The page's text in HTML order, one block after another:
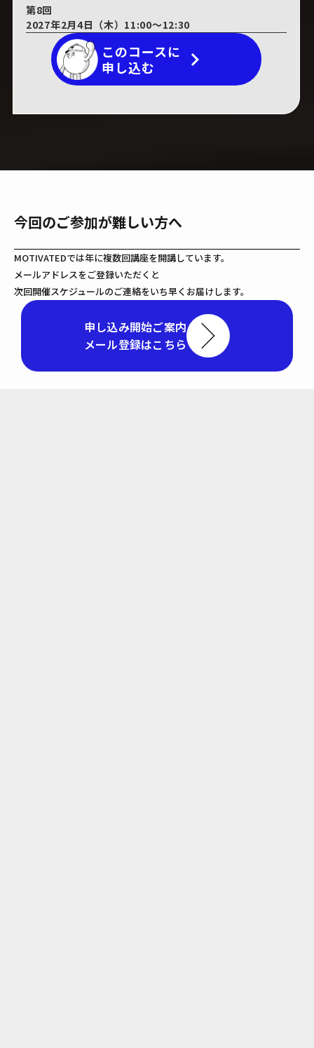
第8回
2027年2月4日（木）11:00～12:30
このコースに
申し込む
keyboard_arrow_right
今回のご参加が難しい方へ
MOTIVATEDでは年に複数回講座を開講しています。
メールアドレスをご登録いただくと
次回開催スケジュールのご連絡をいち早くお届けします。
申し込み開始ご案内
メール登録はこちら